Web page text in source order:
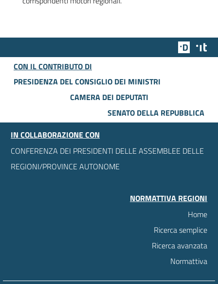
Team
CON IL CONTRIBUTO DI
PRESIDENZA DEL CONSIGLIO DEI MINISTRI
CAMERA DEI DEPUTATI
SENATO DELLA REPUBBLICA
IN COLLABORAZIONE CON
CONFERENZA DEI PRESIDENTI DELLE ASSEMBLEE DELLE
REGIONI/PROVINCE AUTONOME
NORMATTIVA REGIONI
Home
Ricerca semplice
Ricerca avanzata
Normattiva